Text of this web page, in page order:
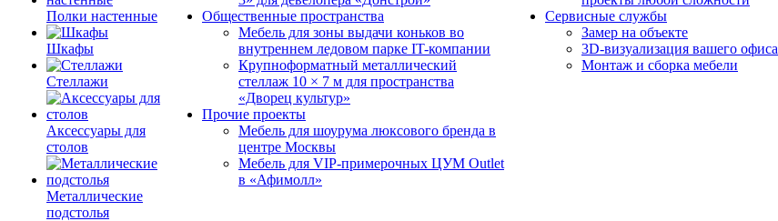
Полки настенные
Шкафы
Стеллажи
Аксессуары для
столов
Металлические
подстолья
Общественные пространства
Мебель для зоны выдачи коньков во
внутреннем ледовом парке IT-компании
Крупноформатный металлический
стеллаж 10 × 7 м для пространства
«Дворец культур»
Прочие проекты
Мебель для шоурума люксового бренда в
центре Москвы
Мебель для VIP-примерочных ЦУМ Outlet
в «Афимолл»
Сервисные службы
Замер на объекте
3D-визуализация вашего офиса
Монтаж и сборка мебели